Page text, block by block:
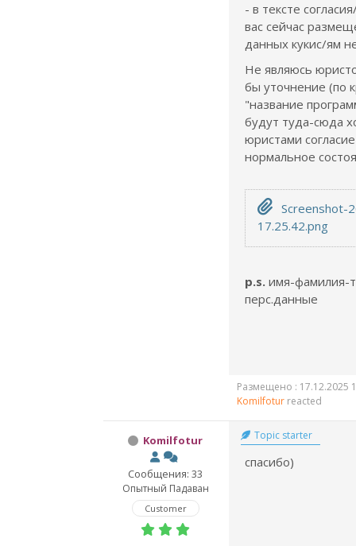
- в тексте
вас сейчас
данных кукис/ям
Не являюсь
бы уточнение (по
"название
будут туда-сюда
юристами
нормальное
Screenshot-
17.25.42.png
p.s. имя-фамилия-
перс.данные
Размещено : 17.12.2025
Komilfotur reacted
Komilfotur
Сообщения: 33
Опытный Падаван
Customer
Topic starter
спасибо)